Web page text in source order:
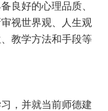
良好的心理品质、
视世界观、人生观
教学方法和手段等
，并就当前师德建